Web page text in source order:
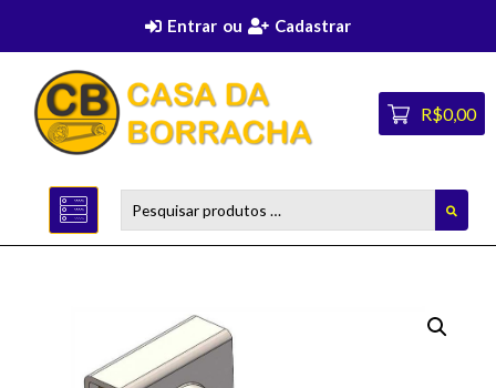
Entrar ou Cadastrar
R$0,00